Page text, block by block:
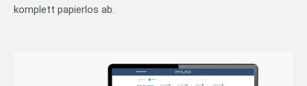
komplett papierlos ab.